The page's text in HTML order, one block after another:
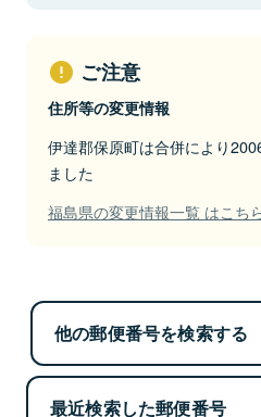
ご注意
住所等の変更情報
伊達郡保原町は合併により
ました
福島県の変更情報一覧 はこち
他の郵便番号を検索する
最近検索した郵便番号